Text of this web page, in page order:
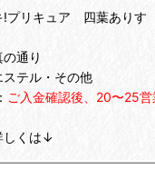
!プリキュア 四葉あり
通り
テル・その他
ご入金確認後、20〜25
しくは↓